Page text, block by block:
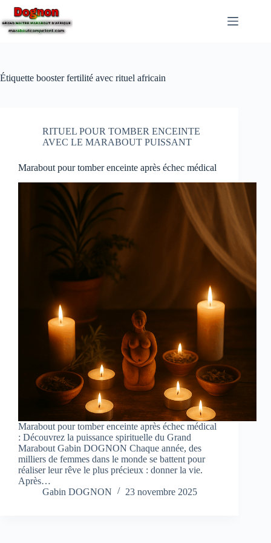
Étiquette booster fertilité avec rituel africain
RITUEL POUR TOMBER ENCEINTE
AVEC LE MARABOUT PUISSANT
Marabout pour tomber enceinte après échec médical
Marabout pour tomber enceinte après échec médical
: Découvrez la puissance spirituelle du Grand
Marabout Gabin DOGNON Chaque année, des
milliers de femmes dans le monde se battent pour
réaliser leur rêve le plus précieux : donner la vie.
Après…
Gabin DOGNON
23 novembre 2025